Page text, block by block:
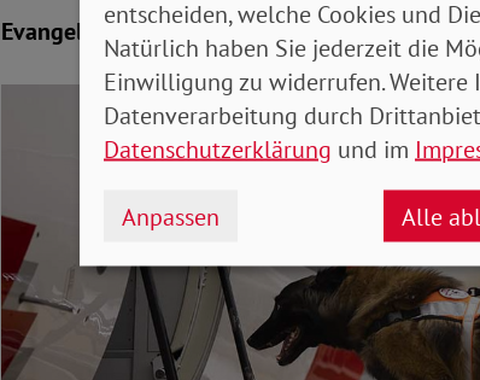
Evangelische Bank (EB)
entscheiden, welche Cookies und
Natürlich haben Sie jederzeit die
Einwilligung zu widerrufen. Weitere
Datenverarbeitung durch
Datenschutzerklärung und im
Anpassen Alle